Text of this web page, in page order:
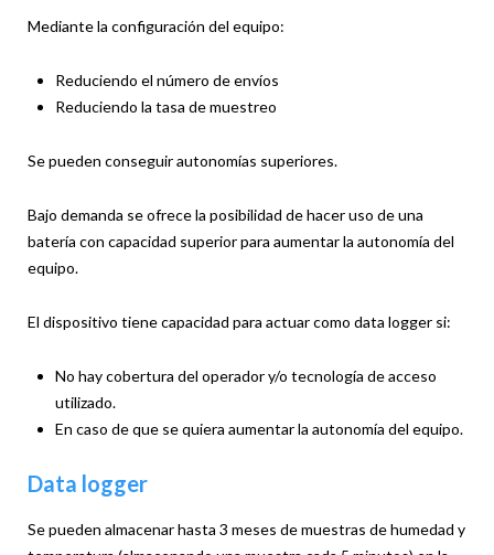
Mediante la configuración del equipo:
Reduciendo el número de envíos
Reduciendo la tasa de muestreo
Se pueden conseguir autonomías superiores.
Bajo demanda se ofrece la posibilidad de hacer uso de una
batería con capacidad superior para aumentar la autonomía del
equipo.
El dispositivo tiene capacidad para actuar como data logger si:
No hay cobertura del operador y/o tecnología de acceso
utilizado.
En caso de que se quiera aumentar la autonomía del equipo.
Data logger
Se pueden almacenar hasta 3 meses de muestras de humedad y